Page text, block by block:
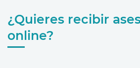
¿Quieres recibir
online?